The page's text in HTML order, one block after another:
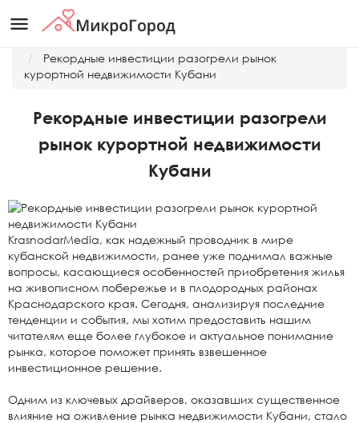
menu
Рекордные инвестиции разогрели рынок
курортной недвижимости Кубани
Рекордные инвестиции разогрели
рынок курортной недвижимости
Кубани
KrasnodarMedia, как надежный проводник в мире
кубанской недвижимости, ранее уже поднимал важные
вопросы, касающиеся особенностей приобретения жилья
на живописном побережье и в плодородных районах
Краснодарского края. Сегодня, анализируя последние
тенденции и события, мы хотим предоставить нашим
читателям еще более глубокое и актуальное понимание
рынка, которое поможет принять взвешенное
инвестиционное решение.
Одним из ключевых драйверов, оказавших существенное
влияние на оживление рынка недвижимости Кубани, стало